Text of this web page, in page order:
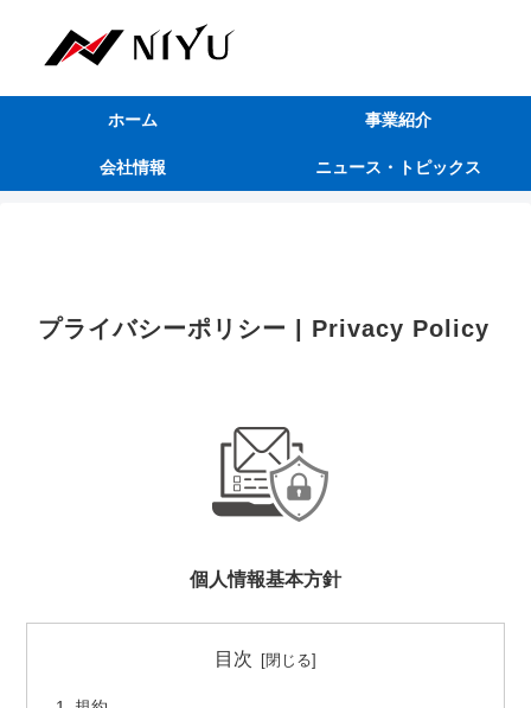
ホーム 事業紹介
会社情報 ニュース・トピックス
プライバシーポリシー | Privacy Policy
個人情報基本方針
目次